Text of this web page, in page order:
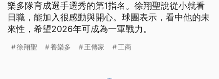
樂多隊育成選手選秀的第1指名。徐翔聖說從小就看
日職，能加入很感動與開心。球團表示，看中他的未
來性，希望2026年可成為一軍戰力。
徐翔聖 養樂多 王傳家 工商